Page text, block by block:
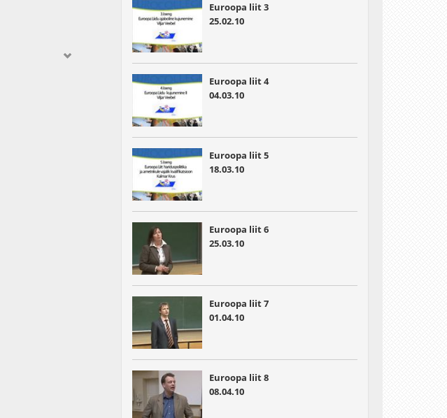
Euroopa liit 3
25.02.10
Euroopa liit 4
04.03.10
Euroopa liit 5
18.03.10
Euroopa liit 6
25.03.10
Euroopa liit 7
01.04.10
Euroopa liit 8
08.04.10